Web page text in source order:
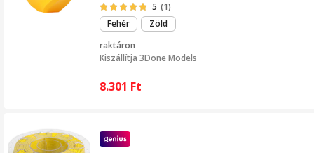
5 (1)
Fehér
Zöld
raktáron
Kiszállítja 3Done Models
8.301 Ft